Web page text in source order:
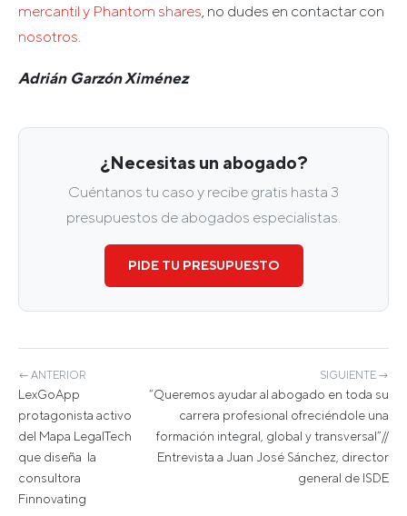
mercantil y Phantom shares, no dudes en contactar con
nosotros.
Adrián Garzón Ximénez
¿Necesitas un abogado?
Cuéntanos tu caso y recibe gratis hasta 3
presupuestos de abogados especialistas.
PIDE TU PRESUPUESTO
← ANTERIOR
LexGoApp
protagonista activo
del Mapa LegalTech
que diseña la
consultora
Finnovating
SIGUIENTE →
“Queremos ayudar al abogado en toda su
carrera profesional ofreciéndole una
formación integral, global y transversal”//
Entrevista a Juan José Sánchez, director
general de ISDE